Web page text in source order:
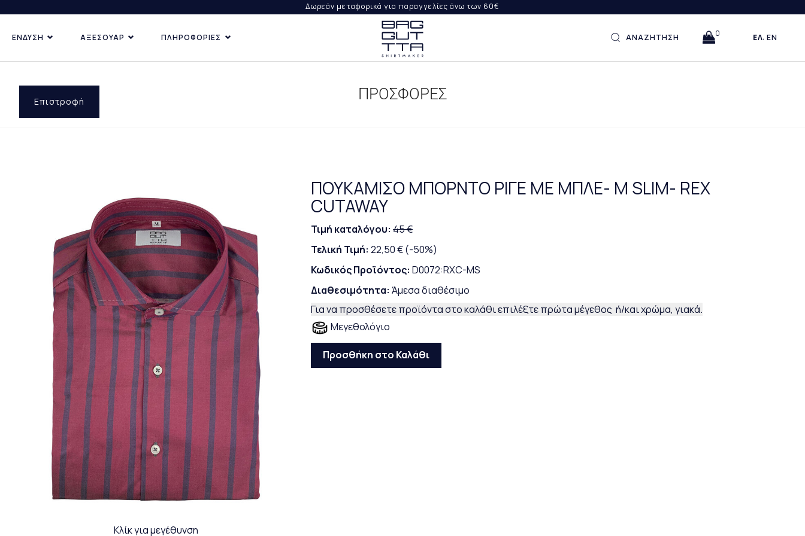
0
Δωρεάν μεταφορικά για παραγγελίες άνω των 60€
ΕΝΔΥΣΗ ΑΞΕΣΟΥΑΡ ΠΛΗΡΟΦΟΡΙΕΣ ΑΝΑΖΗΤΗΣΗ ΕΛΛΗΝΙΚΆ
ENGLISH
ΠΡΟΣΦΟΡΕΣ
Επιστροφή
Κλίκ για μεγέθυνση
ΠΟΥΚΑΜΙΣΟ ΜΠΟΡΝΤΟ ΡΙΓΕ ΜΕ ΜΠΛΕ- M SLIM- REX
CUTAWAY
Τιμή καταλόγου: 45 €
Τελική Τιμή: 22,50 €(-50%)
Κωδικός Προϊόντος: D0072:RXC-MS
Διαθεσιμότητα: Άμεσα διαθέσιμο
Για να προσθέσετε προϊόντα στο καλάθι επιλέξτε πρώτα μέγεθος ή/και χρώμα, γιακά.
Μεγεθολόγιο
Προσθήκη στο Καλάθι